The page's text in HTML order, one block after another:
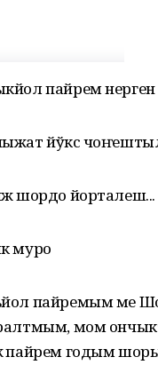
пайрем нерген
йўксӧ
шордо йорталеш...
муро
пайремым ме
мом
пайрем годым